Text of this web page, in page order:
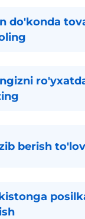
do'konda
berish